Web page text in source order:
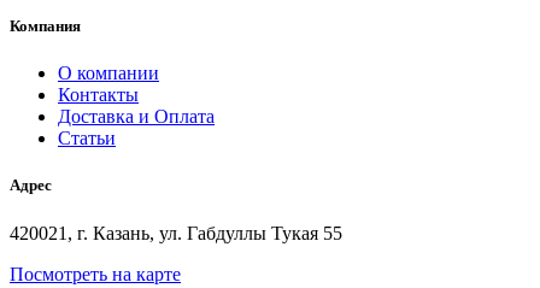
Компания
О компании
Контакты
Доставка и Оплата
Статьи
Адрес
420021, г. Казань, ул. Габдуллы Тукая 55
Посмотреть на карте